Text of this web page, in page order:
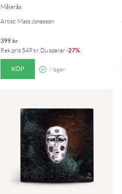
Målerås
Artist: Mats Jonasson
399kr
Rek.pris 549 kr. Du sparar-27%
KÖP I lager.